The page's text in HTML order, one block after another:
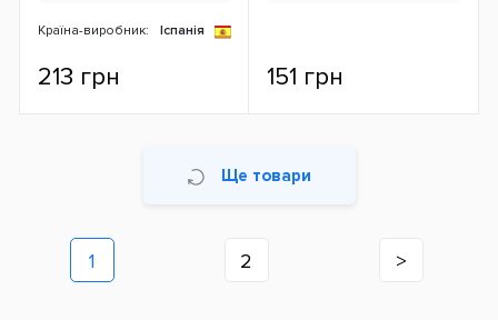
Країна-виробник: Іспанія
213 грн 151 грн
Ще товари
1 2 >